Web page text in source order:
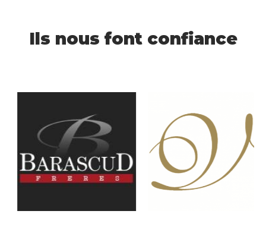
Ils nous font confiance